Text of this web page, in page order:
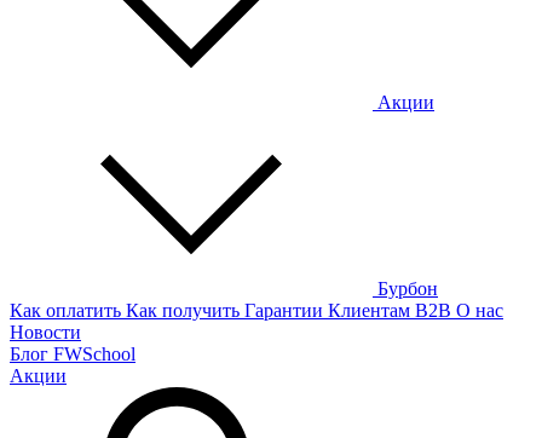
Акции
Бурбон
Как оплатить Как получить Гарантии Клиентам B2B О нас
Новости
Блог FWSchool
Акции